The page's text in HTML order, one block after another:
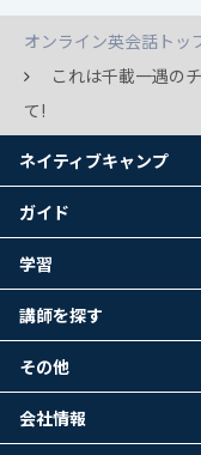
オンライン英会話トッ
これは千載一遇の
て!
ネイティブキャンプ
ガイド
学習
講師を探す
その他
会社情報